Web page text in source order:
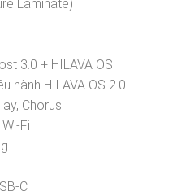
Laminate)
3.0 + HILAVA OS
hành HILAVA OS 2.0
Chorus
Fi
C